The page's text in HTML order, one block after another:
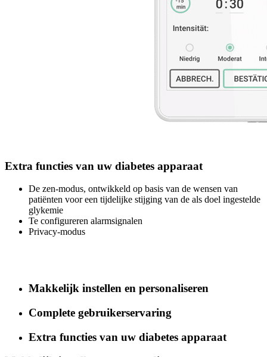
Extra functies van uw diabetes apparaat
De zen-modus, ontwikkeld op basis van de wensen van
patiënten voor een tijdelijke stijging van de als doel ingestelde
glykemie
Te configureren alarmsignalen
Privacy-modus
Makkelijk instellen en personaliseren
Complete gebruikerservaring
Extra functies van uw diabetes apparaat